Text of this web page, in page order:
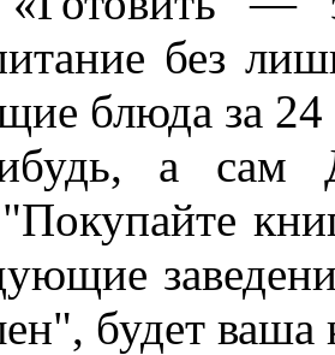
без
блюда за
а
будет ваша